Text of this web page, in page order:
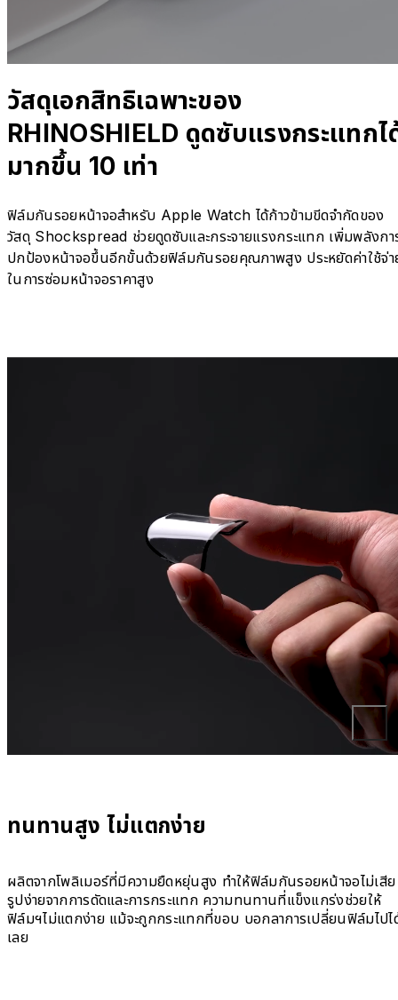
วัสดุเอกสิทธิเฉพาะของ
RHINOSHIELD ดูดซับแรงกระแทกไ
มากขึ้น 10 เท่า
ฟิล์มกันรอยหน้าจอสำหรับ Apple Watch ได้ก้าวข้ามขีดจำกัดของ
วัสดุ Shockspread ช่วยดูดซับและกระจายแรงกระแทก เพิ่มพลังกา
ปกป้องหน้าจอขึ้นอีกขั้นด้วยฟิล์มกันรอยคุณภาพสูง ประหยัดค่าใช้จ่า
ในการซ่อมหน้าจอราคาสูง
ทนทานสูง ไม่แตกง่าย
ผลิตจากโพลิเมอร์ที่มีความยืดหยุ่นสูง ทำให้ฟิล์มกันรอยหน้าจอไม่เสีย
รูปง่ายจากการดัดและการกระแทก ความทนทานที่แข็งแกร่งช่วยให้
ฟิล์มฯไม่แตกง่าย แม้จะถูกกระแทกที่ขอบ บอกลาการเปลี่ยนฟิล์มไปไ
เลย